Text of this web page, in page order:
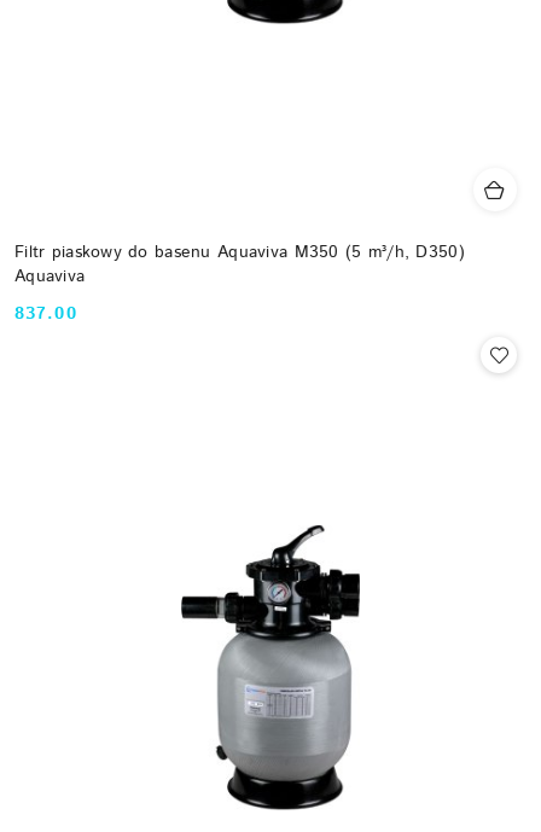
Filtr piaskowy do basenu Aquaviva M350 (5 m³/h, D350)
Aquaviva
Cena:
837.00